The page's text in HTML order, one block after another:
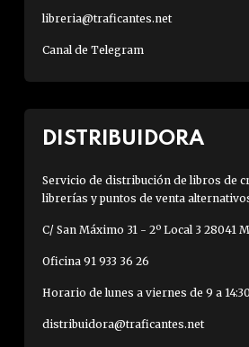
libreria@traficantes.net
Canal de Telegram
DISTRIBUIDORA
Servicio de distribución de libros de
librerías y puntos de venta
C/ San Máximo 31 - 2º Local 3 28041
Oficina 91 933 36 26
Horario de lunes a viernes de 9 a
distribuidora@traficantes.net